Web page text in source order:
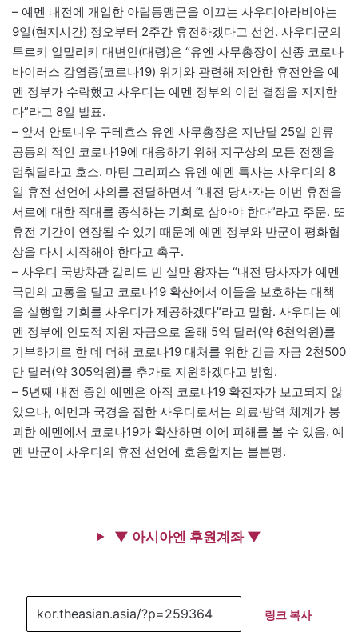
– 예멘 내전에 개입한 아랍동맹군을 이끄는 사우디아라비아는
9일(현지시간) 정오부터 2주간 휴전하겠다고 선언. 사우디군의
투르키 알말리키 대변인(대령)은 “유엔 사무총장이 신종 코로나
바이러스 감염증(코로나19) 위기와 관련해 제안한 휴전안을 예
멘 정부가 수락했고 사우디는 예멘 정부의 이런 결정을 지지한
다”라고 8일 발표.
– 앞서 안토니우 구테흐스 유엔 사무총장은 지난달 25일 인류
공동의 적인 코로나19에 대응하기 위해 지구상의 모든 전쟁을
멈춰달라고 호소. 마틴 그리피스 유엔 예멘 특사는 사우디의 8
일 휴전 선언에 사의를 전달하면서 “내전 당사자는 이번 휴전을
서로에 대한 적대를 종식하는 기회로 삼아야 한다”라고 주문. 또
휴전 기간이 연장될 수 있기 때문에 예멘 정부와 반군이 평화협
상을 다시 시작해야 한다고 촉구.
– 사우디 국방차관 칼리드 빈 살만 왕자는 “내전 당사자가 예멘
국민의 고통을 덜고 코로나19 확산에서 이들을 보호하는 대책
을 실행할 기회를 사우디가 제공하겠다”라고 말함. 사우디는 예
멘 정부에 인도적 지원 자금으로 올해 5억 달러(약 6천억원)를
기부하기로 한 데 더해 코로나19 대처를 위한 긴급 자금 2천500
만 달러(약 305억원)를 추가로 지원하겠다고 밝힘.
– 5년째 내전 중인 예멘은 아직 코로나19 확진자가 보고되지 않
았으나, 예멘과 국경을 접한 사우디로서는 의료·방역 체계가 붕
괴한 예멘에서 코로나19가 확산하면 이에 피해를 볼 수 있음. 예
멘 반군이 사우디의 휴전 선언에 호응할지는 불분명.
▼ 아시아엔 후원계좌 ▼
링크 복사